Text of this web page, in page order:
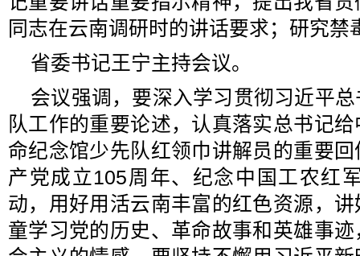
同志在云南调研时的讲话要求；研究禁
省委书记王宁主持会议。
会议强调，要深入学习贯彻习近平
队工作的重要论述，认真落实总书记
命纪念馆少先队红领巾讲解员的重要
产党成立105周年、纪念中国工农红
动，用好用活云南丰富的红色资源，
童学习党的历史、革命故事和英雄事